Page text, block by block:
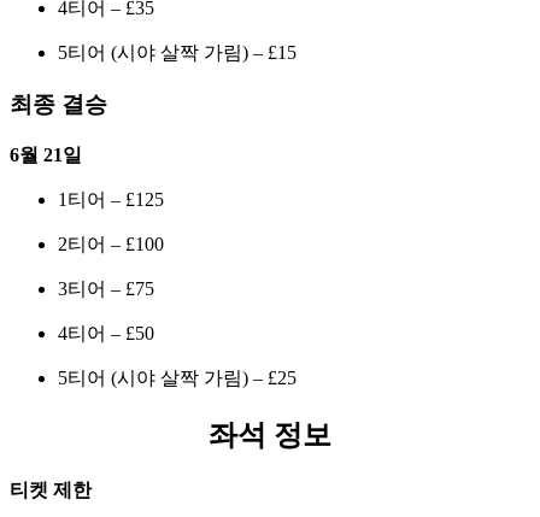
4티어 – £35
5티어 (시야 살짝 가림) – £15
최종 결승
6월 21일
1티어 – £125
2티어 – £100
3티어 – £75
4티어 – £50
5티어 (시야 살짝 가림) – £25
좌석 정보
티켓 제한